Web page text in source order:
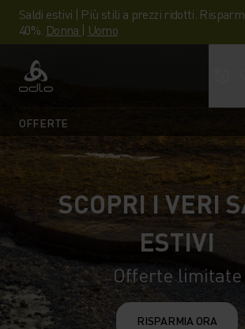
Saldi estivi | Più stili a prezzi ridotti.
40%. Donna | Uomo
Odlo
OFFERTE
SCOPRI I VERI
ESTIVI
Offerte limitate
RISPARMIA ORA